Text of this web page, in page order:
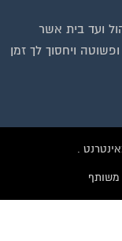
ועד בית אשר
ויחסוך לך זמן
משותף